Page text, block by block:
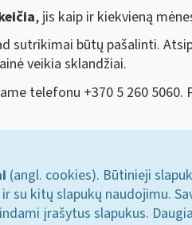
, jis kaip ir kiekvieną
sutrikimai būtų pašalinti.
veikia sklandžiai.
telefonu +370 5 260
(angl. cookies). Būtinieji
su kitų slapukų naudojimu.
įrašytus slapukus.